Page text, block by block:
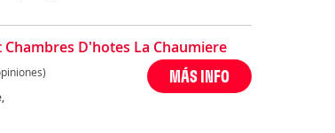
D'hotes La Chaumiere
MÁS INFO